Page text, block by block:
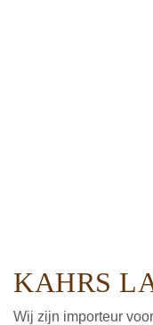
KAHRS
Wij zijn importeur